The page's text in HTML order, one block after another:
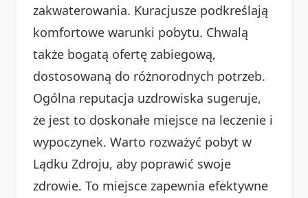
zakwaterowania. Kuracjusze podkreślają
komfortowe warunki pobytu. Chwalą
także bogatą ofertę zabiegową,
dostosowaną do różnorodnych potrzeb.
Ogólna reputacja uzdrowiska sugeruje,
że jest to doskonałe miejsce na leczenie i
wypoczynek. Warto rozważyć pobyt w
Lądku Zdroju, aby poprawić swoje
zdrowie. To miejsce zapewnia efektywne